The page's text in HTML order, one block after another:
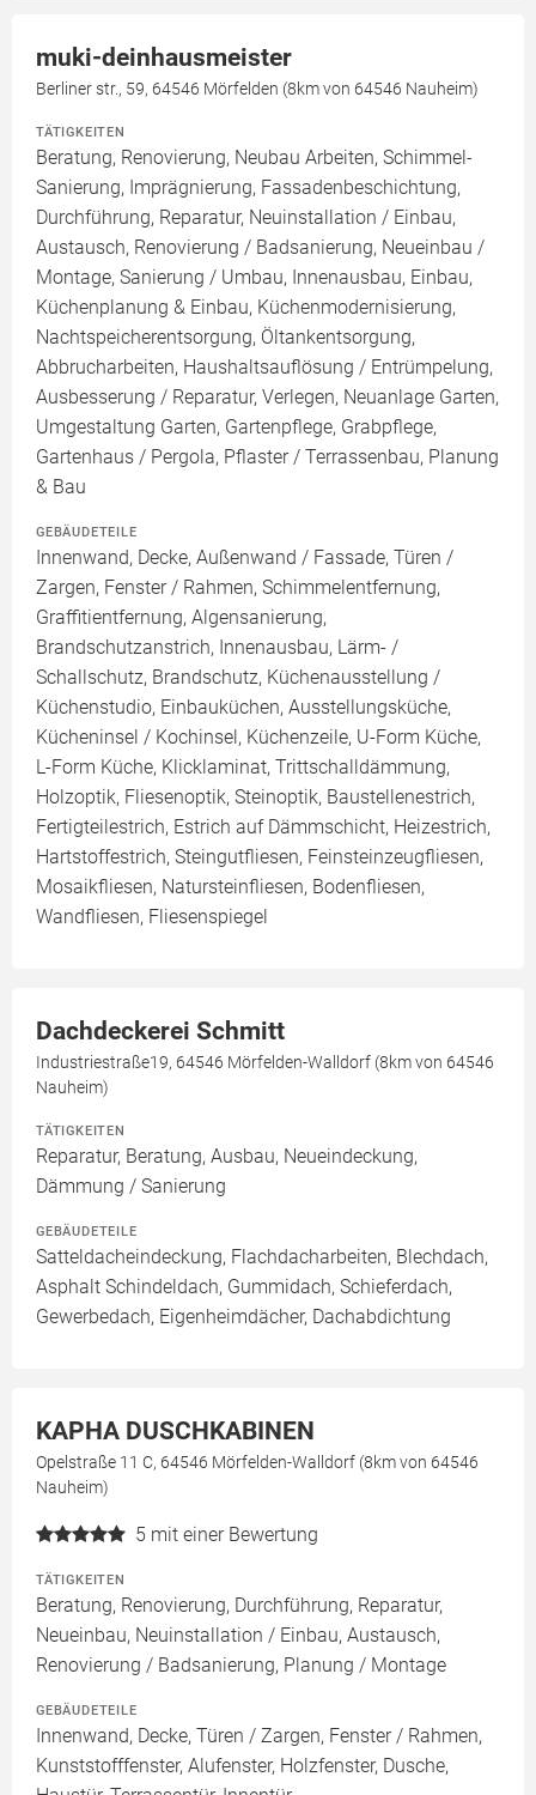
muki-deinhausmeister
Berliner str., 59, 64546 Mörfelden (8km von 64546 Nauheim)
TÄTIGKEITEN
Beratung, Renovierung, Neubau Arbeiten, Schimmel-
Sanierung, Imprägnierung, Fassadenbeschichtung,
Durchführung, Reparatur, Neuinstallation / Einbau,
Austausch, Renovierung / Badsanierung, Neueinbau /
Montage, Sanierung / Umbau, Innenausbau, Einbau,
Küchenplanung & Einbau, Küchenmodernisierung,
Nachtspeicherentsorgung, Öltankentsorgung,
Abbrucharbeiten, Haushaltsauflösung / Entrümpelung,
Ausbesserung / Reparatur, Verlegen, Neuanlage Garten,
Umgestaltung Garten, Gartenpflege, Grabpflege,
Gartenhaus / Pergola, Pflaster / Terrassenbau, Planung
& Bau
GEBÄUDETEILE
Innenwand, Decke, Außenwand / Fassade, Türen /
Zargen, Fenster / Rahmen, Schimmelentfernung,
Graffitientfernung, Algensanierung,
Brandschutzanstrich, Innenausbau, Lärm- /
Schallschutz, Brandschutz, Küchenausstellung /
Küchenstudio, Einbauküchen, Ausstellungsküche,
Kücheninsel / Kochinsel, Küchenzeile, U-Form Küche,
L-Form Küche, Klicklaminat, Trittschalldämmung,
Holzoptik, Fliesenoptik, Steinoptik, Baustellenestrich,
Fertigteilestrich, Estrich auf Dämmschicht, Heizestrich,
Hartstoffestrich, Steingutfliesen, Feinsteinzeugfliesen,
Mosaikfliesen, Natursteinfliesen, Bodenfliesen,
Wandfliesen, Fliesenspiegel
Dachdeckerei Schmitt
Industriestraße19, 64546 Mörfelden-Walldorf (8km von 64546
Nauheim)
TÄTIGKEITEN
Reparatur, Beratung, Ausbau, Neueindeckung,
Dämmung / Sanierung
GEBÄUDETEILE
Satteldacheindeckung, Flachdacharbeiten, Blechdach,
Asphalt Schindeldach, Gummidach, Schieferdach,
Gewerbedach, Eigenheimdächer, Dachabdichtung
KAPHA DUSCHKABINEN
Opelstraße 11 C, 64546 Mörfelden-Walldorf (8km von 64546
Nauheim)
5 mit einer Bewertung
TÄTIGKEITEN
Beratung, Renovierung, Durchführung, Reparatur,
Neueinbau, Neuinstallation / Einbau, Austausch,
Renovierung / Badsanierung, Planung / Montage
GEBÄUDETEILE
Innenwand, Decke, Türen / Zargen, Fenster / Rahmen,
Kunststofffenster, Alufenster, Holzfenster, Dusche,